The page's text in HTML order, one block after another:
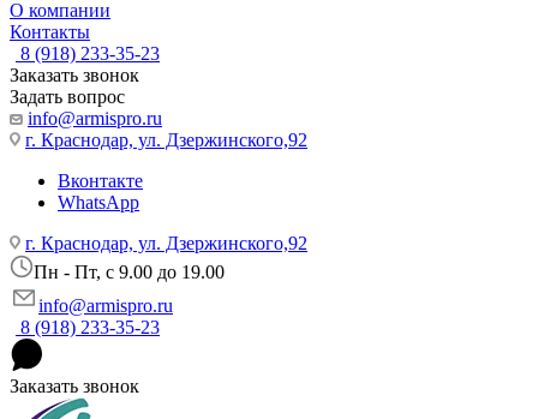
О компании
Контакты
8 (918) 233-35-23
Заказать звонок
Задать вопрос
info@armispro.ru
г. Краснодар, ул. Дзержинского,92
Вконтакте
WhatsApp
г. Краснодар, ул. Дзержинского,92
Пн - Пт, c 9.00 до 19.00
info@armispro.ru
8 (918) 233-35-23
Заказать звонок